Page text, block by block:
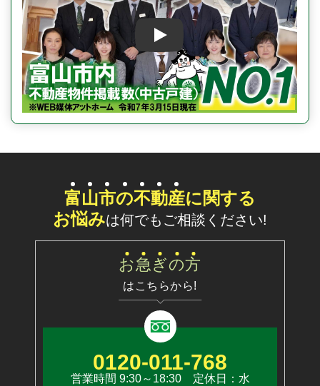
Play
富山市の不動産に関する
お悩みは何でもご相談ください!
お急ぎの方
はこちらから!
0120-011-768
営業時間 9:30～18:30 定休日：水